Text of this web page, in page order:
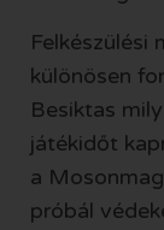
Felkészülési
különösen
Besiktas
játékidőt
a
próbál